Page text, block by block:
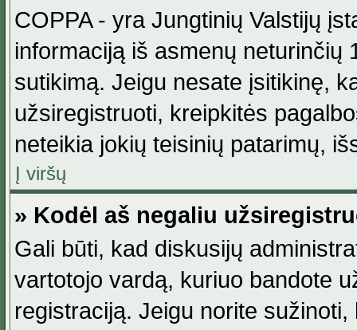
COPPA - yra Jungtinių Valstijų
informaciją iš asmenų neturinčių
sutikimą. Jeigu nesate įsitikinę,
užsiregistruoti, kreipkitės
neteikia jokių teisinių patarimų,
Į viršų
» Kodėl aš negaliu
Gali būti, kad diskusijų
vartotojo vardą, kuriuo bandote
registraciją. Jeigu norite